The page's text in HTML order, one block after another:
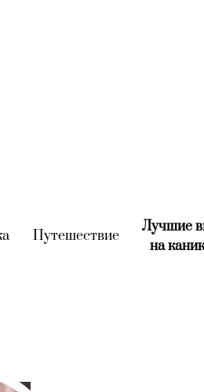
(current)
Путешествие(current)
Лучшие
на